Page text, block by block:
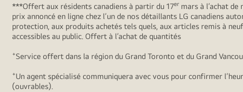
***Offert aux résidents canadiens à partir du 17er mars à l’achat
prix annoncé en ligne chez l’un de nos détaillants LG canadiens
protection, aux produits achetés tels quels, aux articles remis à
accessibles au public. Offert à l’achat de quantités
+Service offert dans la région du Grand Toronto et du Grand
+Un agent spécialisé communiquera avec vous pour confirmer
(ouvrables).